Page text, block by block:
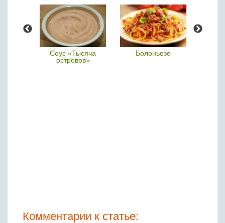
Соус «Тысяча
островов»
Болоньезе
Комментарии к статье: